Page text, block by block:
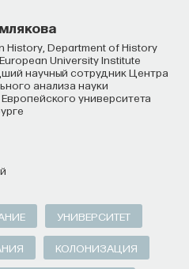
University Institute
научный сотрудник Центра
анализа науки
университета
УНИВЕРСИТЕТ
КОЛОНИЗАЦИЯ